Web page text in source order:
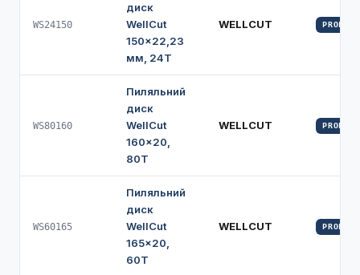
WS24150
диск
WellCut
150×22,23
мм, 24Т
WELLCUT PROFI
WS80160
Пиляльний
диск
WellCut
160×20,
80Т
WELLCUT PROFI
WS60165
Пиляльний
диск
WellCut
165×20,
60Т
WELLCUT PROFI